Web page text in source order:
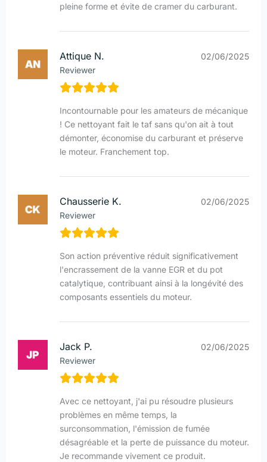
pleine forme et évite de cramer du carburant.
Attique N.
Reviewer
02/06/2025
Incontournable pour les amateurs de mécanique
! Ce nettoyant fait le taf sans qu'on ait à tout
démonter, économise du carburant et préserve
le moteur. Franchement top.
Chausserie K.
Reviewer
02/06/2025
Son action préventive réduit significativement
l'encrassement de la vanne EGR et du pot
catalytique, contribuant ainsi à la longévité des
composants essentiels du moteur.
Jack P.
Reviewer
02/06/2025
Avec ce nettoyant, j'ai pu résoudre plusieurs
problèmes en même temps, la
surconsommation, l'émission de fumée
désagréable et la perte de puissance du moteur.
Je recommande vivement ce produit.